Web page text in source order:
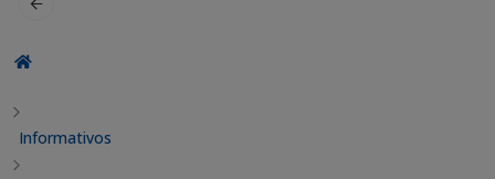
Informativos